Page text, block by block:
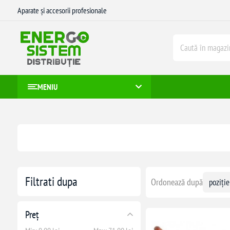
Aparate și accesorii profesionale
MENIU
Filtrati dupa
Preț
Ordonează după